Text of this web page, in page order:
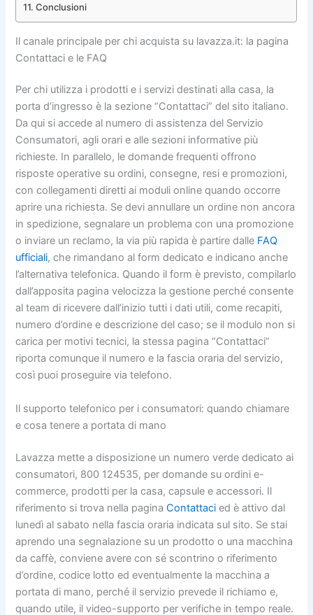
Conclusioni
Il canale principale per chi acquista su lavazza.it: la pagina
Contattaci e le FAQ
Per chi utilizza i prodotti e i servizi destinati alla casa, la
porta d’ingresso è la sezione “Contattaci” del sito italiano.
Da qui si accede al numero di assistenza del Servizio
Consumatori, agli orari e alle sezioni informative più
richieste. In parallelo, le domande frequenti offrono
risposte operative su ordini, consegne, resi e promozioni,
con collegamenti diretti ai moduli online quando occorre
aprire una richiesta. Se devi annullare un ordine non ancora
in spedizione, segnalare un problema con una promozione
o inviare un reclamo, la via più rapida è partire dalle FAQ
ufficiali, che rimandano al form dedicato e indicano anche
l’alternativa telefonica. Quando il form è previsto, compilarlo
dall’apposita pagina velocizza la gestione perché consente
al team di ricevere dall’inizio tutti i dati utili, come recapiti,
numero d’ordine e descrizione del caso; se il modulo non si
carica per motivi tecnici, la stessa pagina “Contattaci”
riporta comunque il numero e la fascia oraria del servizio,
così puoi proseguire via telefono.
Il supporto telefonico per i consumatori: quando chiamare
e cosa tenere a portata di mano
Lavazza mette a disposizione un numero verde dedicato ai
consumatori, 800 124535, per domande su ordini e-
commerce, prodotti per la casa, capsule e accessori. Il
riferimento si trova nella paginaContattaci ed è attivo dal
lunedì al sabato nella fascia oraria indicata sul sito. Se stai
aprendo una segnalazione su un prodotto o una macchina
da caffè, conviene avere con sé scontrino o riferimento
d’ordine, codice lotto ed eventualmente la macchina a
portata di mano, perché il servizio prevede il richiamo e,
quando utile, il video-supporto per verifiche in tempo reale.